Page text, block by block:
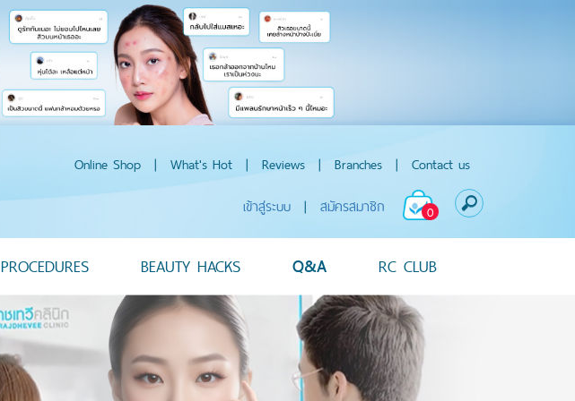
Online Shop | What's Hot | Reviews | Branches | Contact us
0
เข้าสู่ระบบ | สมัครสมาชิก
PROCEDURES BEAUTY HACKS Q&A RC CLUB